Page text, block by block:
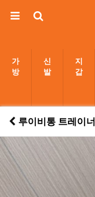
가
방
신
발
지
갑
루이비통 트레이